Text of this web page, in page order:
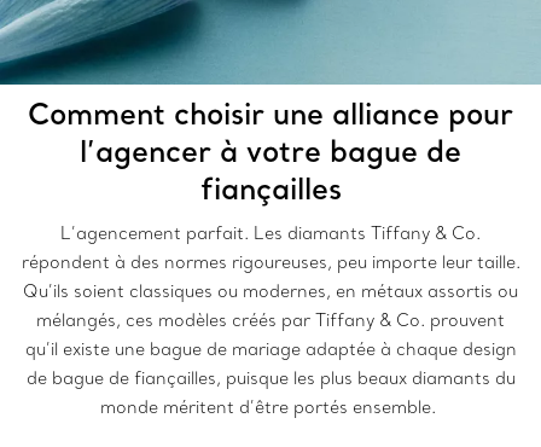
Comment choisir une alliance pour
l’agencer à votre bague de
fiançailles
L’agencement parfait. Les diamants Tiffany & Co.
répondent à des normes rigoureuses, peu importe leur taille.
Qu’ils soient classiques ou modernes, en métaux assortis ou
mélangés, ces modèles créés par Tiffany & Co. prouvent
qu’il existe une bague de mariage adaptée à chaque design
de bague de fiançailles, puisque les plus beaux diamants du
monde méritent d’être portés ensemble.